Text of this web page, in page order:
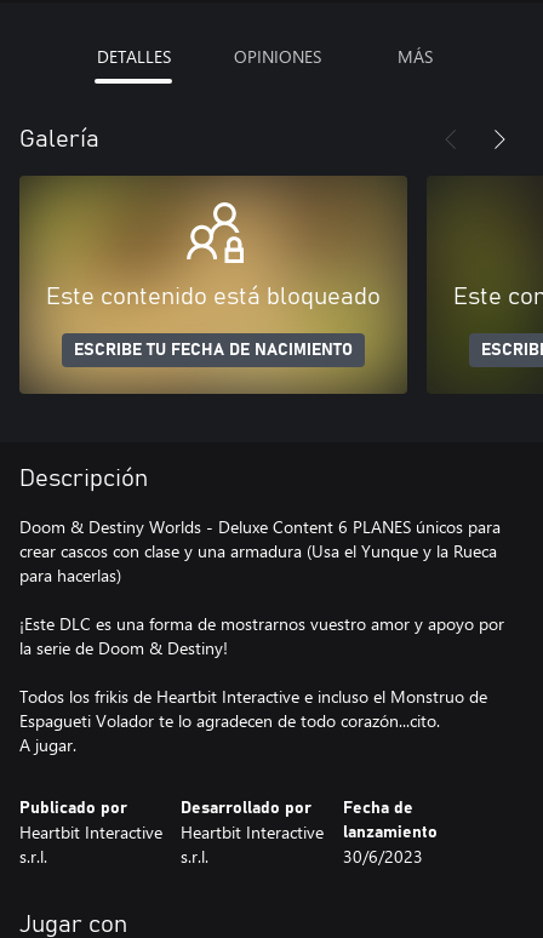
DETALLES OPINIONES MÁS
Galería
Este contenido está bloqueado
ESCRIBE TU FECHA DE NACIMIENTO
Este
Descripción
Doom & Destiny Worlds - Deluxe Content 6 PLANES únicos para
crear cascos con clase y una armadura (Usa el Yunque y la Rueca
para hacerlas)
¡Este DLC es una forma de mostrarnos vuestro amor y apoyo por
la serie de Doom & Destiny!
Todos los frikis de Heartbit Interactive e incluso el Monstruo de
Espagueti Volador te lo agradecen de todo corazón...cito.
A jugar.
Publicado por
Heartbit Interactive
s.r.l.
Desarrollado por
Heartbit Interactive
s.r.l.
Fecha de
lanzamiento
30/6/2023
Jugar con